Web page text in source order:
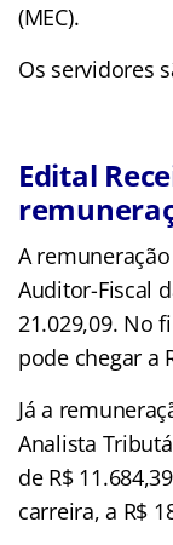
(MEC).
Os servidores
Edital
A
Auditor-Fiscal
21.029,09. No
pode chegar a
Já a
Analista
de R$
carreira, a R$